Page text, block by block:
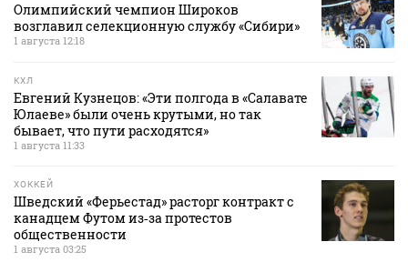
Олимпийский чемпион Широков
возглавил селекционную службу «Сибири»
1 августа 12:18
КХЛ
Евгений Кузнецов: «Эти полгода в «Салавате
Юлаеве» были очень крутыми, но так
бывает, что пути расходятся»
1 августа 11:33
ХОККЕЙ
Шведский «Ферьестад» расторг контракт с
канадцем Футом из‑за протестов
общественности
1 августа 03:25